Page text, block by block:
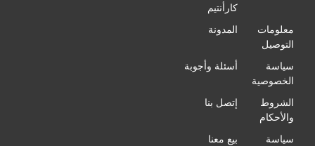
كارأنتيم
معلومات
التوصيل
المدونة
سياسة
الخصوصية
أسئلة وأجوبة
الشروط
والأحكام
إتصل بنا
سياسة بيع معنا